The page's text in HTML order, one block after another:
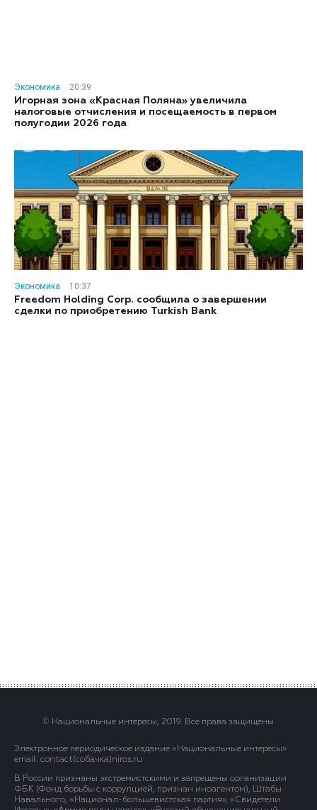
Экономика
20:39
Игорная зона «Красная Поляна» увеличила
налоговые отчисления и посещаемость в первом
полугодии 2026 года
Экономика
10:37
Freedom Holding Corp. сообщила о завершении
сделки по приобретению Turkish Bank
© Национальные интересы, 2019. Все права защищены.
Электронное периодическое издание «Национальные интересы» .
email: contact(сoбaчка)niros.ru
В России признаны экстремистскими и запрещены организации
ФБК (Фонд борьбы с коррупцией, признан иноагентом), Штабы
Навального, «Национал-большевистская партия», «Свидетели